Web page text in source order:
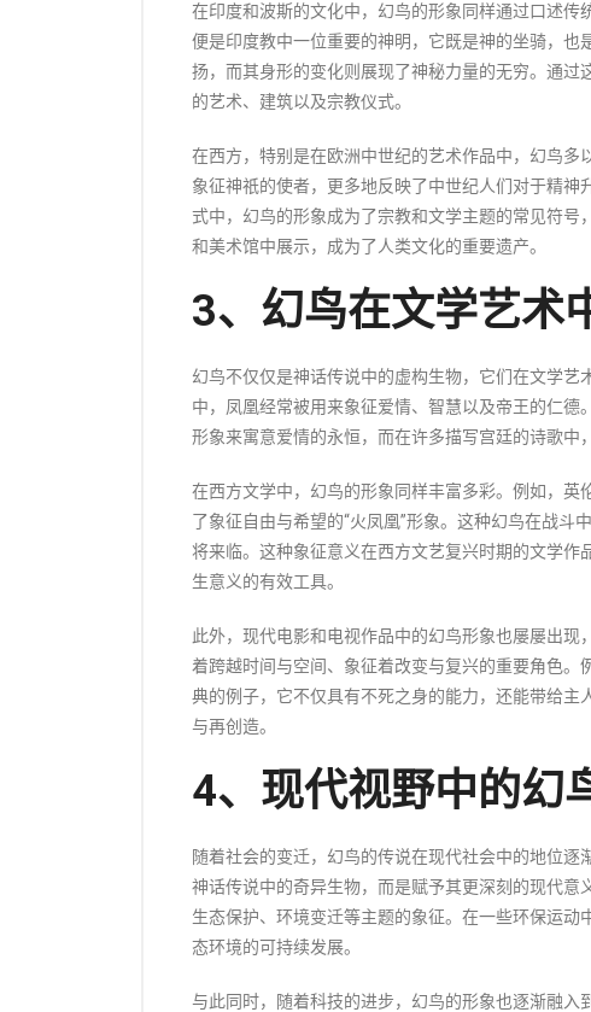
在印度和波斯的文化中，幻鸟的形象同样通过口述传
便是印度教中一位重要的神明，它既是神的坐骑，
扬，而其身形的变化则展现了神秘力量的无穷。通
的艺术、建筑以及宗教仪式。
在西方，特别是在欧洲中世纪的艺术作品中，幻鸟多
象征神祇的使者，更多地反映了中世纪人们对于精
式中，幻鸟的形象成为了宗教和文学主题的常见符
和美术馆中展示，成为了人类文化的重要遗产。
3、幻鸟在文学艺术
幻鸟不仅仅是神话传说中的虚构生物，它们在文学
中，凤凰经常被用来象征爱情、智慧以及帝王的仁
形象来寓意爱情的永恒，而在许多描写宫廷的诗歌中
在西方文学中，幻鸟的形象同样丰富多彩。例如，英
了象征自由与希望的“火凤凰”形象。这种幻鸟在战
将来临。这种象征意义在西方文艺复兴时期的文学
生意义的有效工具。
此外，现代电影和电视作品中的幻鸟形象也屡屡出
着跨越时间与空间、象征着改变与复兴的重要角色。
典的例子，它不仅具有不死之身的能力，还能带给
与再创造。
4、现代视野中的幻
随着社会的变迁，幻鸟的传说在现代社会中的地位
神话传说中的奇异生物，而是赋予其更深刻的现代
生态保护、环境变迁等主题的象征。在一些环保运动
态环境的可持续发展。
与此同时，随着科技的进步，幻鸟的形象也逐渐融